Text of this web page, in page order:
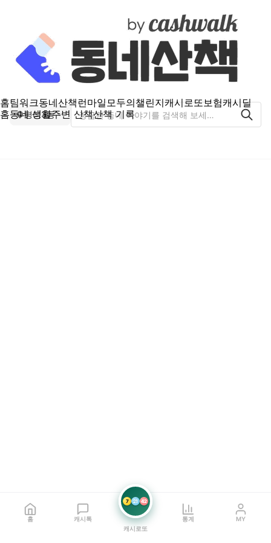
홈팀워크동네산책런마일모두의챌린지캐시로또보험캐시딜
홈동네 생활주변 산책산책 기록
평리3동
홈 캐시톡
7 21 42
캐시로또
통계 MY